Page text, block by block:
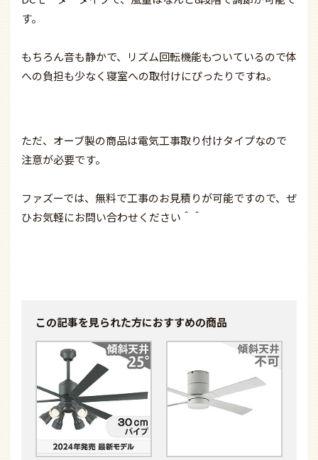
す。
もちろん音も静かで、リズム回転機能もついているので体
への負担も少なく寝室への取付けにぴったりですね。
ただ、オーブ製の商品は電気工事取り付けタイプなので
注意が必要です。
ファズーでは、無料で工事のお見積りが可能ですので、ぜ
ひお気軽にお問い合わせください＾＾
この記事を見られた方におすすめの商品